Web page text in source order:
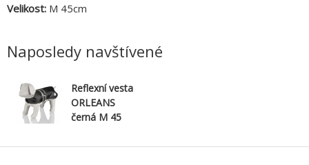
Velikost: M 45cm
Naposledy navštívené
Reflexní vesta
ORLEANS
černá M 45